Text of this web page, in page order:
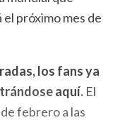
próximo mes de
los fans ya
aquí. El
febrero a las